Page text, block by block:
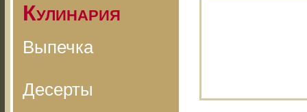
Кулинария
Выпечка
Десерты